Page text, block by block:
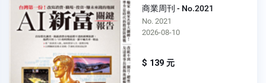
商業周刊 - No.2021
No. 2021
2026-08-10
$ 139 元